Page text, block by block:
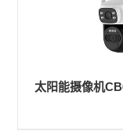
太阳能摄像机